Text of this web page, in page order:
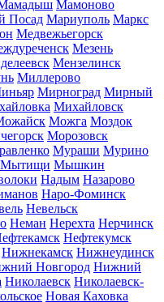
Мамоново
Посад Мариуполь Маркс
Медвежьегорск
Мезень
Мензелинск
Миллерово
Мирноград Мирный
Михайловск
Можга Моздок
Морозовск
Мураши Мурино
Мытищи Мышкин
Надым Назарово
Наро-Фоминск
Невельск
Неман Нерехта Нерчинск
Нефтекумск
Нижнекамск Нижнеудинск
Новгород Нижний
Николаевск Николаевск-
Новая Каховка